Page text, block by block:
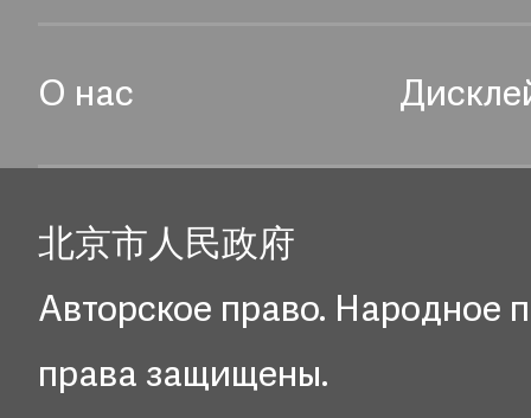
О нас
北京市人民政府
Авторское право. Народное
права защищены.